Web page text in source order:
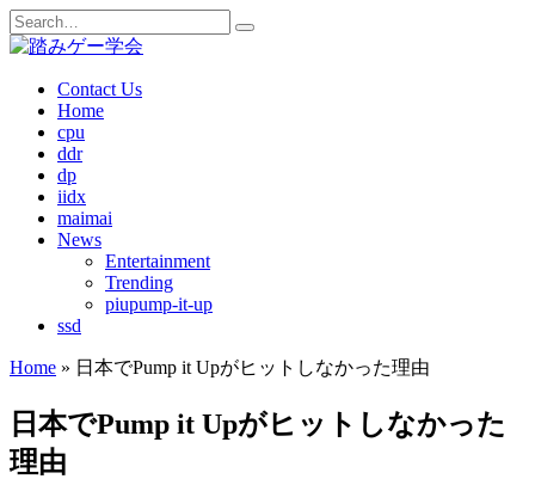
Skip
to
content
Search
for:
Contact Us
Home
cpu
ddr
dp
iidx
maimai
News
Entertainment
Trending
piupump-it-up
ssd
Home » 日本でPump it Upがヒットしなかった理由
日本でPump it Upがヒットしなかった
理由